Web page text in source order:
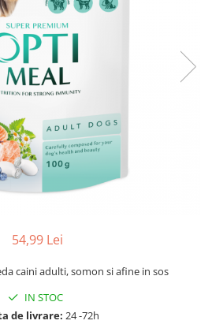
54,99 Lei
caini adulti, somon si afine in sos
IN STOC
de livrare: 24 -72h